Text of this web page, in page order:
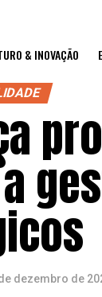
& INOVAÇÃO
dezembro de